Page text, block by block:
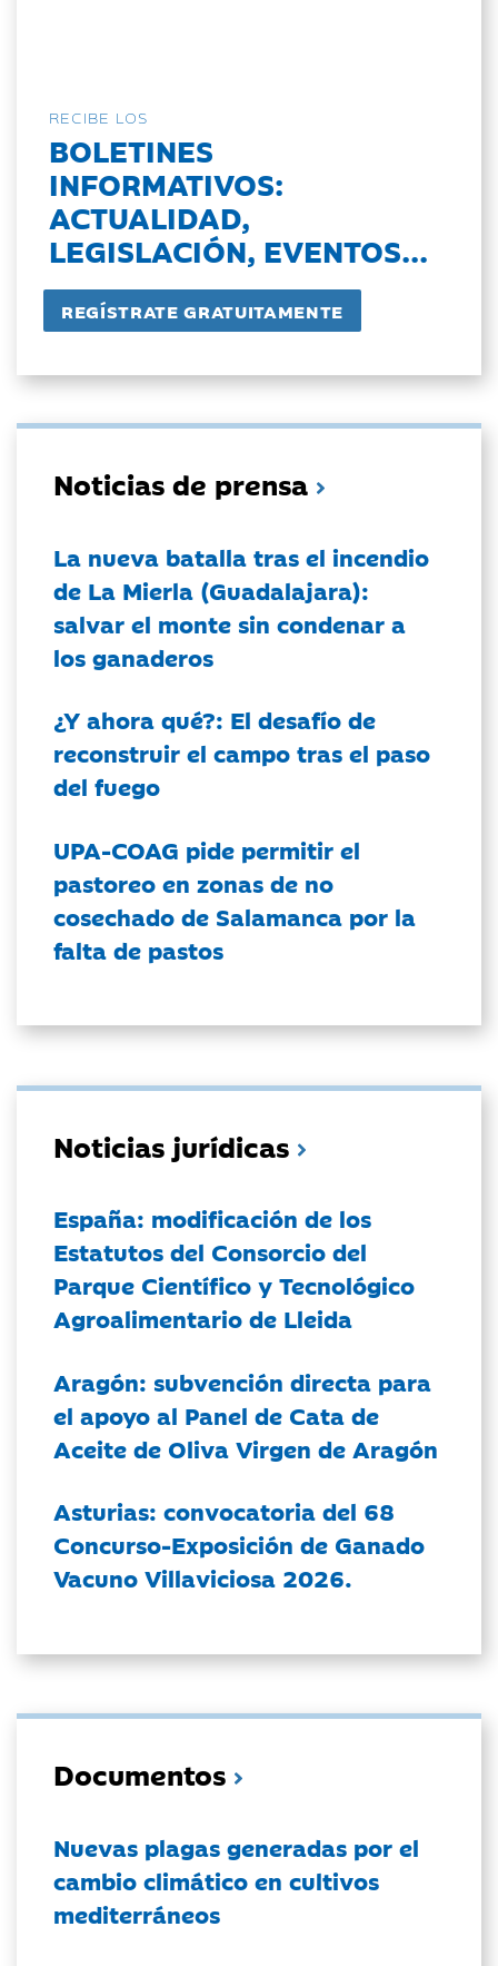
RECIBE LOS
BOLETINES
INFORMATIVOS:
ACTUALIDAD,
LEGISLACIÓN, EVENTOS...
Noticias de prensa
La nueva batalla tras el incendio
de La Mierla (Guadalajara):
salvar el monte sin condenar a
los ganaderos
¿Y ahora qué?: El desafío de
reconstruir el campo tras el paso
del fuego
UPA-COAG pide permitir el
pastoreo en zonas de no
cosechado de Salamanca por la
falta de pastos
Noticias jurídicas
España: modificación de los
Estatutos del Consorcio del
Parque Científico y Tecnológico
Agroalimentario de Lleida
Aragón: subvención directa para
el apoyo al Panel de Cata de
Aceite de Oliva Virgen de Aragón
Asturias: convocatoria del 68
Concurso-Exposición de Ganado
Vacuno Villaviciosa 2026.
Documentos
Nuevas plagas generadas por el
cambio climático en cultivos
mediterráneos